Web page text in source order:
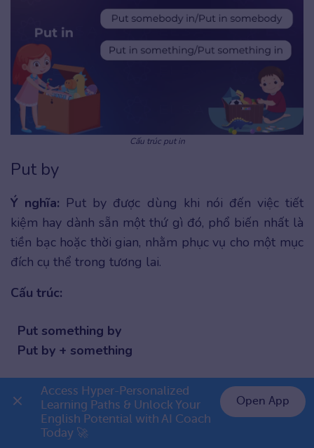
Cấu trúc put in
Put by
Ý nghĩa: Put by được dùng khi nói đến việc tiết
kiệm hay dành sẵn một thứ gì đó, phổ biến nhất là
tiền bạc hoặc thời gian, nhằm phục vụ cho một mục
đích cụ thể trong tương lai.
Cấu trúc:
Put something by
Put by + something
Ví dụ:
Sheputs bya little cash each month in case of
medical bills.(Cô ấy để dành một ít tiền mỗi
👉 Premium 1 năm chỉ 999K
Access Hyper-Personalized
Learning Paths & Unlock Your
English Potential with AI Coach
Today 🚀
Open App